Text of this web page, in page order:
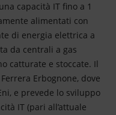
capacità IT fino a 1
alimentati con
di energia elettrica a
da centrali a gas
catturate e stoccate. Il
Erbognone, dove
e prevede lo sviluppo
IT (pari all’attuale